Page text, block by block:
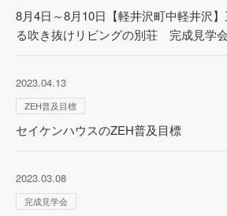
8月4日～8月10日【軽井沢町中軽井沢
る吹き抜けリビングの別荘 完成見学会
2023.04.13
ZEH普及目標
セイケンハウスのZEH普及目標
2023.03.08
完成見学会